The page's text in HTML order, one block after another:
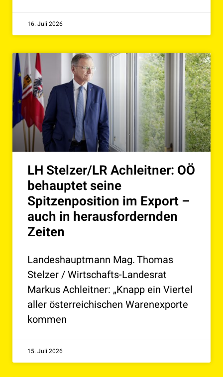
16. Juli 2026
LH Stelzer/LR Achleitner: OÖ
behauptet seine
Spitzenposition im Export –
auch in herausfordernden
Zeiten
Landeshauptmann Mag. Thomas
Stelzer / Wirtschafts-Landesrat
Markus Achleitner: „Knapp ein Viertel
aller österreichischen Warenexporte
kommen
15. Juli 2026